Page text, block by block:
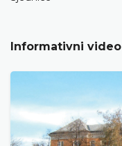
Informativni video